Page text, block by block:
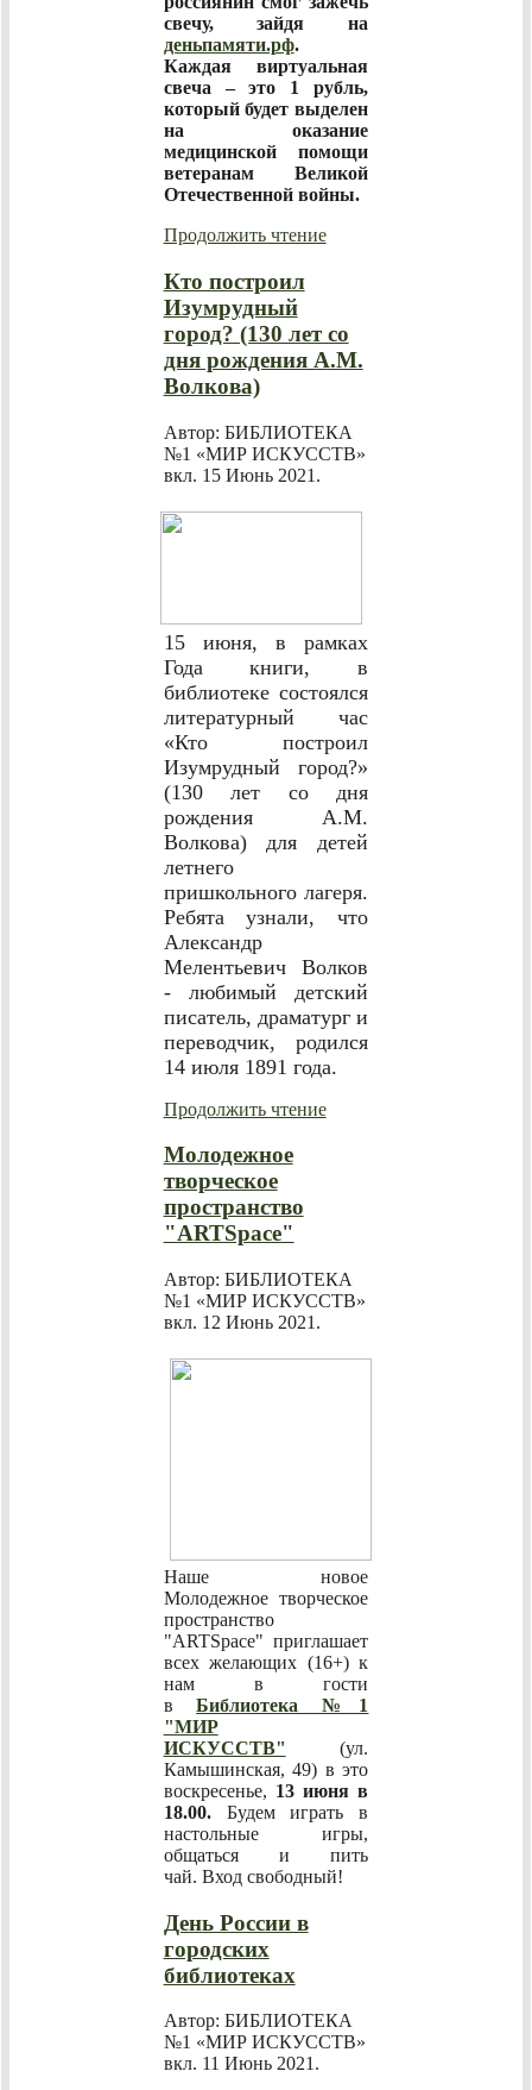
свечу, зайдя на
деньпамяти.рф.
Каждая виртуальная
свеча – это 1 рубль,
который будет выделен
на оказание
медицинской помощи
ветеранам Великой
Отечественной войны.
Продолжить чтение
Кто построил
Изумрудный
город? (130 лет со
дня рождения А.М.
Волкова)
Автор: БИБЛИОТЕКА
№1 «МИР ИСКУССТВ»
вкл. 15 Июнь 2021 .
15 июня, в рамках
Года книги, в
библиотеке состоялся
литературный час
«Кто построил
Изумрудный город?»
(130 лет со дня
рождения А.М.
Волкова) для детей
летнего
пришкольного лагеря.
Ребята узнали, что
Александр
Мелентьевич Волков
- любимый детский
писатель, драматург и
переводчик, родился
14 июля 1891 года.
Продолжить чтение
Молодежное
творческое
пространство
"ARTSpace"
Автор: БИБЛИОТЕКА
№1 «МИР ИСКУССТВ»
вкл. 12 Июнь 2021 .
Наше новое
Молодежное творческое
пространство
"ARTSpace" приглашает
всех желающих (16+) к
нам в гости
вБиблиотека №1
"МИР
ИСКУССТВ" (ул.
Камышинская, 49) в это
воскресенье, 13 июня в
18.00.
Будем играть в
настольные игры,
общаться и пить
чай. Вход свободный!
День России в
городских
библиотеках
Автор: БИБЛИОТЕКА
№1 «МИР ИСКУССТВ»
вкл. 11 Июнь 2021 .